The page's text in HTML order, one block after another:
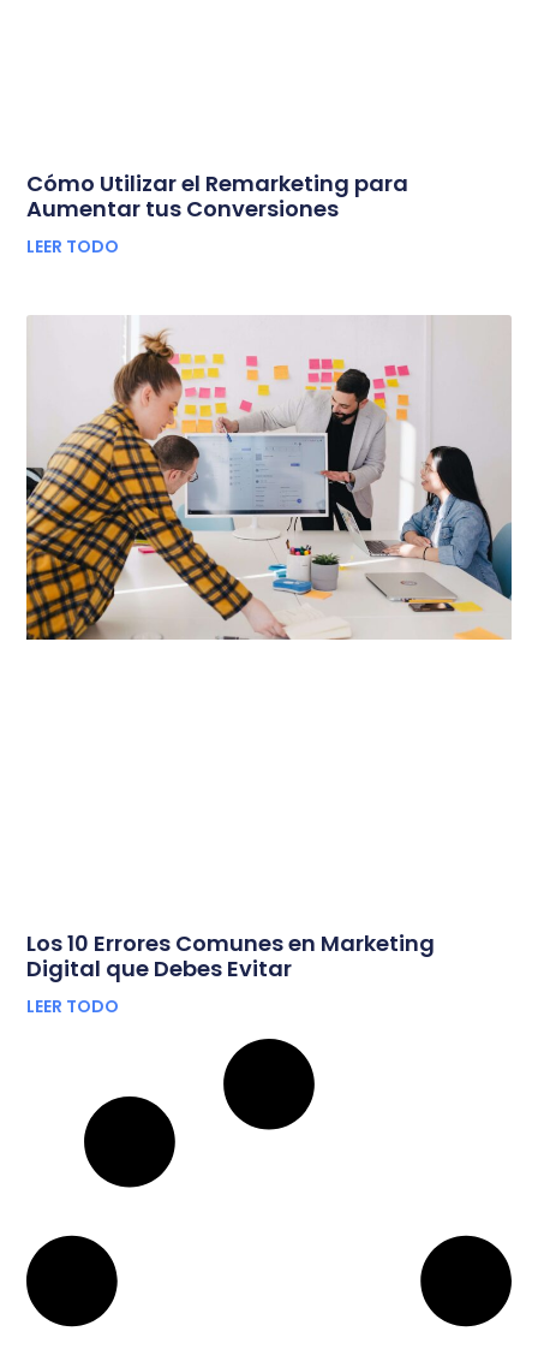
Cómo Utilizar el Remarketing para
Aumentar tus Conversiones
LEER TODO
Los 10 Errores Comunes en Marketing
Digital que Debes Evitar
LEER TODO